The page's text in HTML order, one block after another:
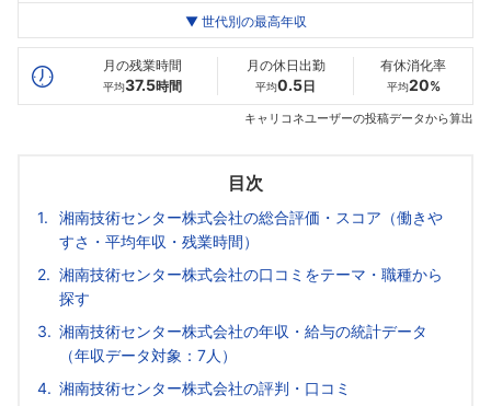
最高年収
20代
264万
30代
362万
482万
▼ 世代別の最高年収
月の残業時間
平均37.5時間
月の休日出勤
平均0.5日
有休消化率
平均20%
キャリコネユーザーの投稿データから算出
目次
湘南技術センター株式会社の総合評価・スコア（働きや
すさ・平均年収・残業時間）
湘南技術センター株式会社の口コミをテーマ・職種から
探す
湘南技術センター株式会社の年収・給与の統計データ
（年収データ対象：7人）
湘南技術センター株式会社の評判・口コミ